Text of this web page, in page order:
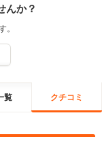
んか？
。
覧 クチコミ